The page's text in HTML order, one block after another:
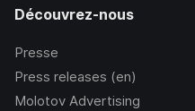
Découvrez-nous
Presse
Press releases (en)
Molotov Advertising